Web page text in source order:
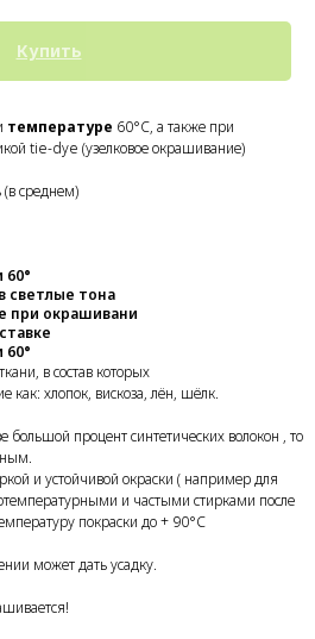
Купить
температуре 60°C, а также при
tie-dye (узелковое окрашивание)
среднем)
светлые тона
при окрашивани
в состав которых
как: хлопок, вискоза, лён, шёлк.
большой процент синтетических волокон , то
и устойчивой окраски ( например для
и частыми стирками после
покраски до + 90°С
может дать усадку.